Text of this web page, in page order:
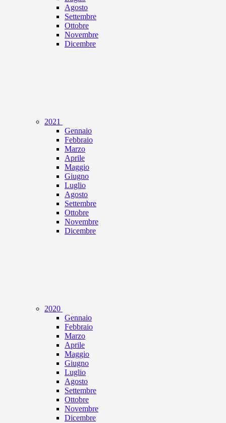
Agosto
Settembre
Ottobre
Novembre
Dicembre
2021
Gennaio
Febbraio
Marzo
Aprile
Maggio
Giugno
Luglio
Agosto
Settembre
Ottobre
Novembre
Dicembre
2020
Gennaio
Febbraio
Marzo
Aprile
Maggio
Giugno
Luglio
Agosto
Settembre
Ottobre
Novembre
Dicembre